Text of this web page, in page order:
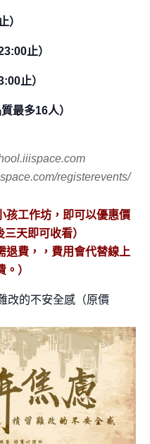
）
止）
止）
最多16人）
registerevents/
孩工作坊，即可以優惠價
天即可收看）
退費，，費用會代替線上
）
改的不安全感（原價